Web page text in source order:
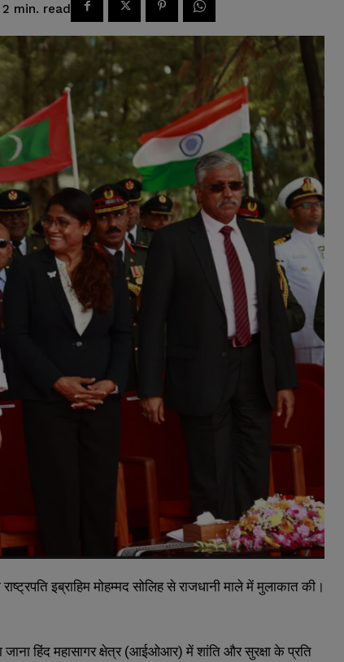
2 min. read
राष्ट्रपतिइब्राहिममोहम्मदसोलिहसेराजधानीमालेमेंमुलाकातकी।
जाना हिंद महासागर क्षेत्र (आईओआर) में शांति और सुरक्षा के प्रति